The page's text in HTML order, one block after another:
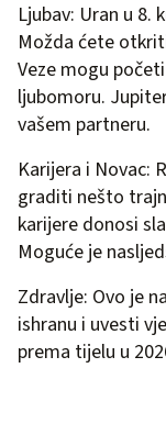
Ljubav: Uran u 8.
Možda ćete
Veze mogu
ljubomoru.
vašem partneru.
Karijera i Novac:
graditi nešto
karijere donosi
Moguće je
Zdravlje: Ovo je
ishranu i uvesti
prema tijelu u